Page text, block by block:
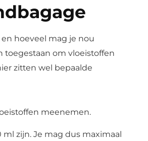
hoeveel mag je nou
toegestaan om vloeistoffen
zitten wel bepaalde
meenemen.
zijn. Je mag dus maximaal